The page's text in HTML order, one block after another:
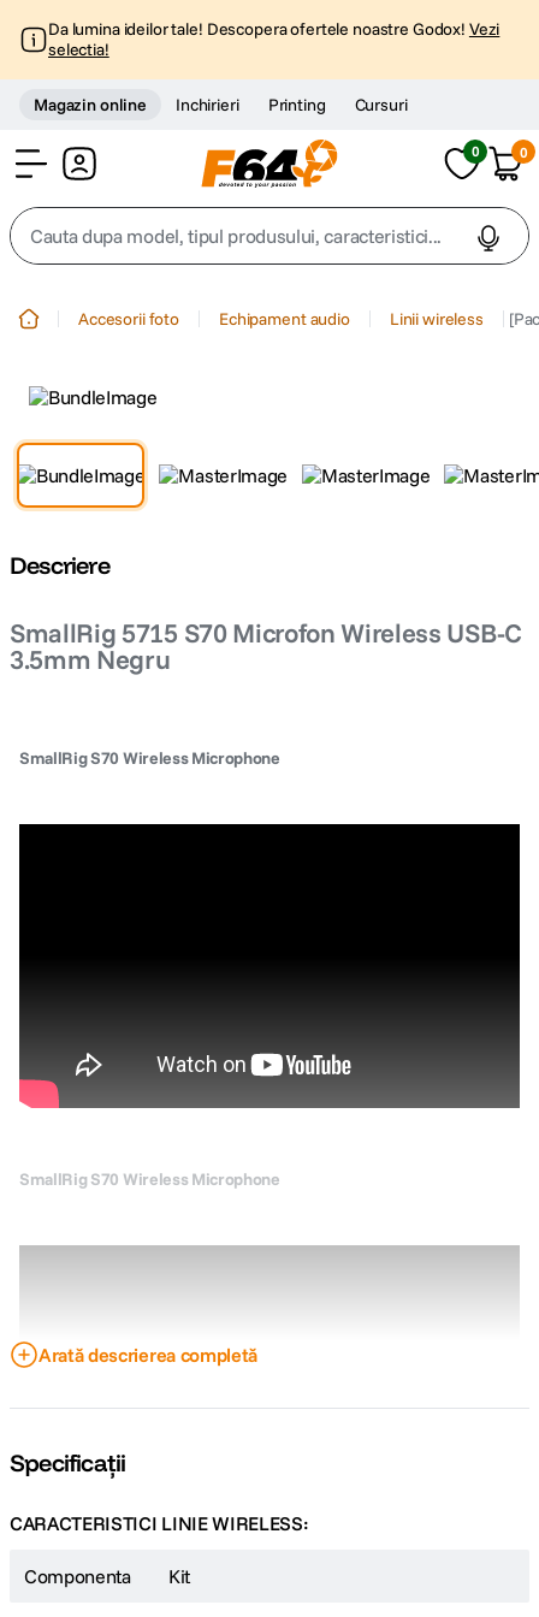
Da lumina ideilor tale! Descopera ofertele noastre Godox! Vezi
selectia!
Magazin online Inchirieri Printing Cursuri
0 0
Cauta dupa model, tipul produsului, caracteristici...
3. trepied telefon
canon sx740 hs
8. sony fx
9. dji mic mini
Accesorii foto Echipament audio Linii wireless
Descriere
SmallRig 5715 S70 Microfon Wireless USB-C
3.5mm Negru
SmallRig S70 Wireless Microphone
SmallRig S70 Wireless Microphone
foto sau smartphone-uri, SmallRig S70 este potrivit pentru numeroase
tipuri de productie, precum transmisiuni live, vloguri zilnice, videoclipuri
Arată descrierea completă
Specificații
CARACTERISTICI LINIE WIRELESS:
Componenta Kit